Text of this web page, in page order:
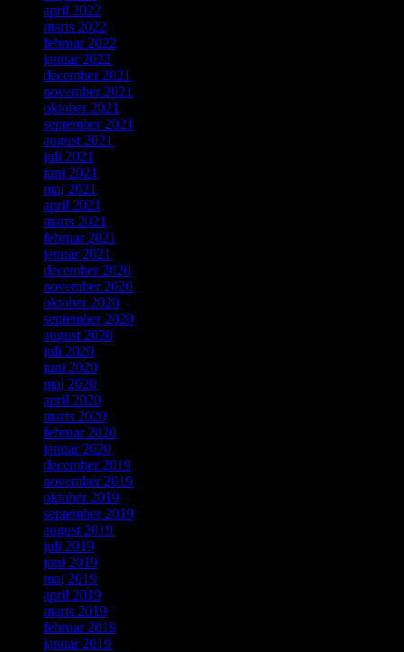
april 2022
marts 2022
februar 2022
januar 2022
december 2021
november 2021
oktober 2021
september 2021
august 2021
juli 2021
juni 2021
maj 2021
april 2021
marts 2021
februar 2021
januar 2021
december 2020
november 2020
oktober 2020
september 2020
august 2020
juli 2020
juni 2020
maj 2020
april 2020
marts 2020
februar 2020
januar 2020
december 2019
november 2019
oktober 2019
september 2019
august 2019
juli 2019
juni 2019
maj 2019
april 2019
marts 2019
februar 2019
januar 2019